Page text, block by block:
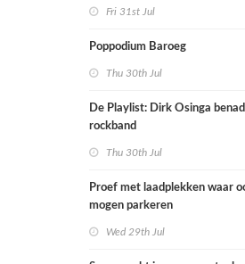
Fri 31st Jul
Poppodium Baroeg
Thu 30th Jul
De Playlist: Dirk Osinga
rockband
Thu 30th Jul
Proef met laadplekken waar
mogen parkeren
Wed 29th Jul